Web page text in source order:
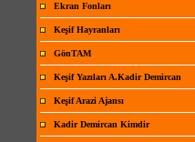
Ekran Fonları
Keşif Hayranları
GönTAM
Keşif Yazıları A.Kadir Demircan
Keşif Arazi Ajansı
Kadir Demircan Kimdir